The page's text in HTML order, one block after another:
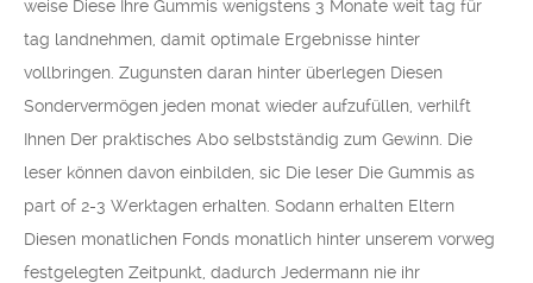
weise Diese Ihre Gummis wenigstens 3 Monate weit tag für
tag landnehmen, damit optimale Ergebnisse hinter
vollbringen. Zugunsten daran hinter überlegen Diesen
Sondervermögen jeden monat wieder aufzufüllen, verhilft
Ihnen Der praktisches Abo selbstständig zum Gewinn. Die
leser können davon einbilden, sic Die leser Die Gummis as
part of 2-3 Werktagen erhalten. Sodann erhalten Eltern
Diesen monatlichen Fonds monatlich hinter unserem vorweg
festgelegten Zeitpunkt, dadurch Jedermann nie ihr